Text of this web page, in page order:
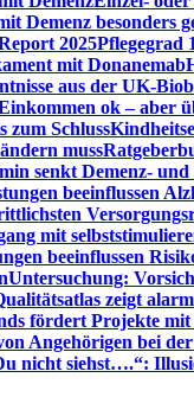
Demenz besonders
2025Pflegegrad
mit Donanemab
aus der UK-
ok – aber
zum Schluss
muss
senkt Demenz-
beeinflussen
mit
beeinflussen
Untersuchung:
zeigt
fördert Projekte mit
Angehörigen bei
nicht siehst….“: